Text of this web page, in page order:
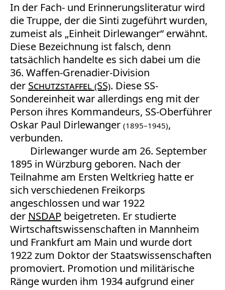
In der Fach- und Erinnerungsliteratur wird
die Truppe, der die Sinti zugeführt wurden,
zumeist als „Einheit Dirlewanger“ erwähnt.
Diese Bezeichnung ist falsch, denn
tatsächlich handelte es sich dabei um die
36. Waffen-Grenadier-Division
der Schutzstaffel (SS). Diese SS-
Sondereinheit war allerdings eng mit der
Person ihres Kommandeurs, SS-Oberführer
Oskar Paul Dirlewanger (1895–1945),
verbunden.
Dirlewanger wurde am 26. September
1895 in Würzburg geboren. Nach der
Teilnahme am Ersten Weltkrieg hatte er
sich verschiedenen Freikorps
angeschlossen und war 1922
der NSDAP beigetreten. Er studierte
Wirtschaftswissenschaften in Mannheim
und Frankfurt am Main und wurde dort
1922 zum Doktor der Staatswissenschaften
promoviert. Promotion und militärische
Ränge wurden ihm 1934 aufgrund einer